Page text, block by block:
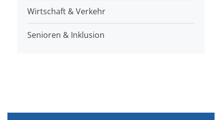
Wirtschaft & Verkehr
Senioren & Inklusion